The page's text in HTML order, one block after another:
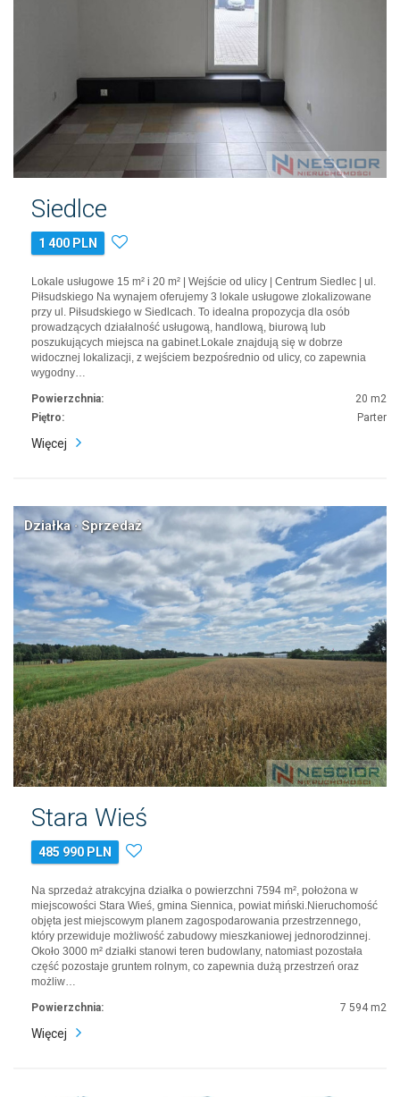
Siedlce
1 400 PLN
Lokale usługowe 15 m² i 20 m² | Wejście od ulicy | Centrum Siedlec | ul.
Piłsudskiego Na wynajem oferujemy 3 lokale usługowe zlokalizowane
przy ul. Piłsudskiego w Siedlcach. To idealna propozycja dla osób
prowadzących działalność usługową, handlową, biurową lub
poszukujących miejsca na gabinet.Lokale znajdują się w dobrze
widocznej lokalizacji, z wejściem bezpośrednio od ulicy, co zapewnia
wygodny…
Powierzchnia:
20 m2
Piętro:
Parter
Więcej
Działka · Sprzedaż
Stara Wieś
485 990 PLN
Na sprzedaż atrakcyjna działka o powierzchni 7594 m², położona w
miejscowości Stara Wieś, gmina Siennica, powiat miński.Nieruchomość
objęta jest miejscowym planem zagospodarowania przestrzennego,
który przewiduje możliwość zabudowy mieszkaniowej jednorodzinnej.
Około 3000 m² działki stanowi teren budowlany, natomiast pozostała
część pozostaje gruntem rolnym, co zapewnia dużą przestrzeń oraz
możliw…
Powierzchnia: 7 594 m2
Więcej